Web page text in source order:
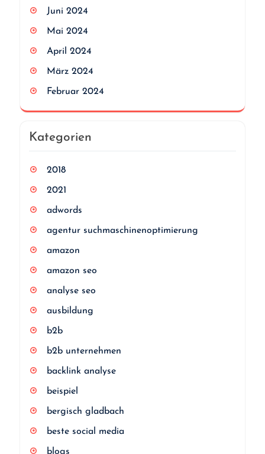
Juni 2024
Mai 2024
April 2024
März 2024
Februar 2024
Kategorien
2018
2021
adwords
agentur suchmaschinenoptimierung
amazon
amazon seo
analyse seo
ausbildung
b2b
b2b unternehmen
backlink analyse
beispiel
bergisch gladbach
beste social media
blogs